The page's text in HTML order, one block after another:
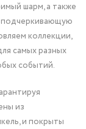
шарм, а также
подчеркивающую
коллекции,
самых разных
событий.
из
и покрыты